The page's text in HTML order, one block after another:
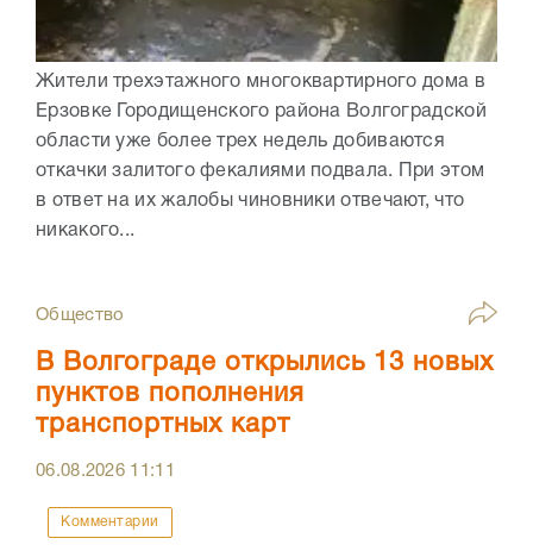
Жители трехэтажного многоквартирного дома в
Ерзовке Городищенского района Волгоградской
области уже более трех недель добиваются
откачки залитого фекалиями подвала. При этом
в ответ на их жалобы чиновники отвечают, что
никакого...
Общество
В Волгограде открылись 13 новых
пунктов пополнения
транспортных карт
06.08.2026 11:11
Комментарии